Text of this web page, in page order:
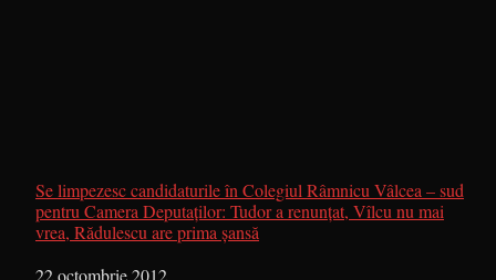
Se limpezesc candidaturile în Colegiul Râmnicu Vâlcea – sud
pentru Camera Deputaţilor: Tudor a renunţat, Vîlcu nu mai
vrea, Rădulescu are prima şansă
Dată
22 octombrie 2012